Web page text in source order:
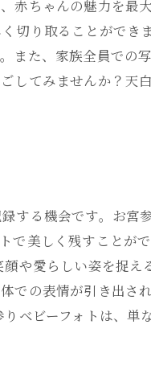
赤ちゃんの魅力を最
切り取ることができ
また、家族全員での
てみませんか？天
する機会です。お宮
美しく残すことが
や愛らしい姿を捉
での表情が引き出さ
ベビーフォトは、